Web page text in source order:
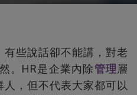
些說話卻不能講，對老
。HR是企業內除管理層
，但不代表大家都可以